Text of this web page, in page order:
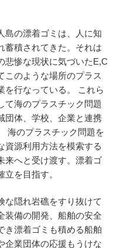
島の漂着ゴミは、人に知
蓄積されてきた。それは
悲惨な現状に気づいたE,C
このような場所のプラス
を行なっている。 これら
て海のプラスチック問題
団体、学校、企業と連携
海のプラスチック問題を
資源利用方法を模索する
来へと受け渡す。漂着ゴ
を目指す。
な隠れ岩礁をすり抜けて
装備の開発、船舶の安全
き漂着ゴミも積める船舶
企業団体の応援もうけな